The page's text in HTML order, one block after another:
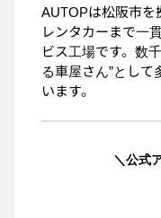
AUTOPは松阪市を
レンタカーまで一
ビス工場です。数
る車屋さん”とし
います。
＼公式